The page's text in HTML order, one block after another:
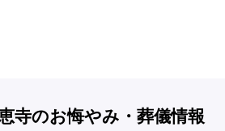
寺のお悔やみ・葬儀情報